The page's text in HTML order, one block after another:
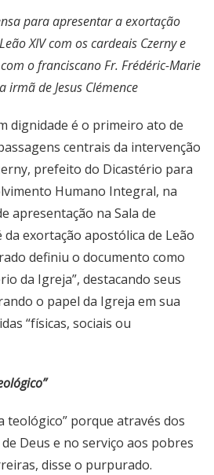
para apresentar a exortação
XIV com os cardeais Czerny e
o franciscano Fr. Frédéric-Marie
irmã de Jesus Clémence
dignidade é o primeiro ato de
centrais da intervenção
prefeito do Dicastério para
Humano Integral, na
apresentação na Sala de
da exortação apostólica de Leão
definiu o documento como
da Igreja”, destacando seus
o papel da Igreja em sua
“físicas, sociais ou
teológico” porque através dos
Deus e no serviço aos pobres
disse o purpurado.